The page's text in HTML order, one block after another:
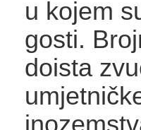
u kojem
gosti.
doista